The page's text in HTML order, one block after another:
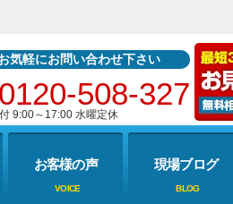
気軽にお問い合わせ下さい
0120-508-327
9:00～17:00 水曜定休
お客様の声 現場ブログ